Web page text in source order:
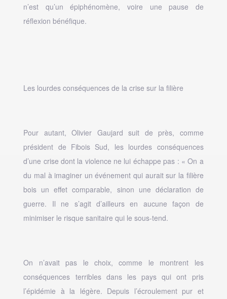
n’est qu’un épiphénomène, voire une pause de
réflexion bénéfique.
Les lourdes conséquences de la crise sur la filière
Pour autant, Olivier Gaujard suit de près, comme
président de Fibois Sud, les lourdes conséquences
d’une crise dont la violence ne lui échappe pas : « On a
du mal à imaginer un événement qui aurait sur la filière
bois un effet comparable, sinon une déclaration de
guerre. Il ne s’agit d’ailleurs en aucune façon de
minimiser le risque sanitaire qui le sous-tend.
On n’avait pas le choix, comme le montrent les
conséquences terribles dans les pays qui ont pris
l’épidémie à la légère. Depuis l’écroulement pur et